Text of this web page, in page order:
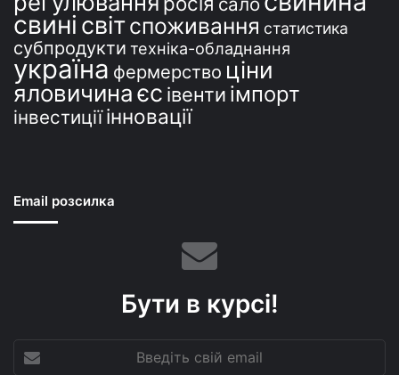
свині світспоживання статистика
субпродукти техніка-обладнання
україна фермерство ціни
яловичинаєс івенти імпорт
інвестиції інновації
Email розсилка
Бути в курсі!
свій